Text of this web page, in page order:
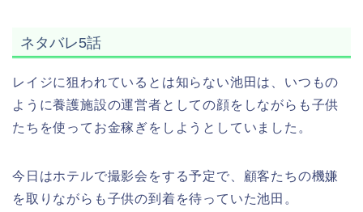
ネタバレ5話
レイジに狙われているとは知らない池田は、いつもの
ように養護施設の運営者としての顔をしながらも子供
たちを使ってお金稼ぎをしようとしていました。
今日はホテルで撮影会をする予定で、顧客たちの機嫌
を取りながらも子供の到着を待っていた池田。